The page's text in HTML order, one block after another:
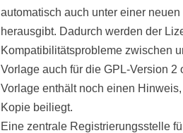
automatisch auch unter einer
herausgibt. Dadurch werden der
Kompatibilitätsprobleme zwischen
Vorlage auch für die GPL-Version
Vorlage enthält noch einen
Kopie beiliegt.
Eine zentrale Registrierungsstelle